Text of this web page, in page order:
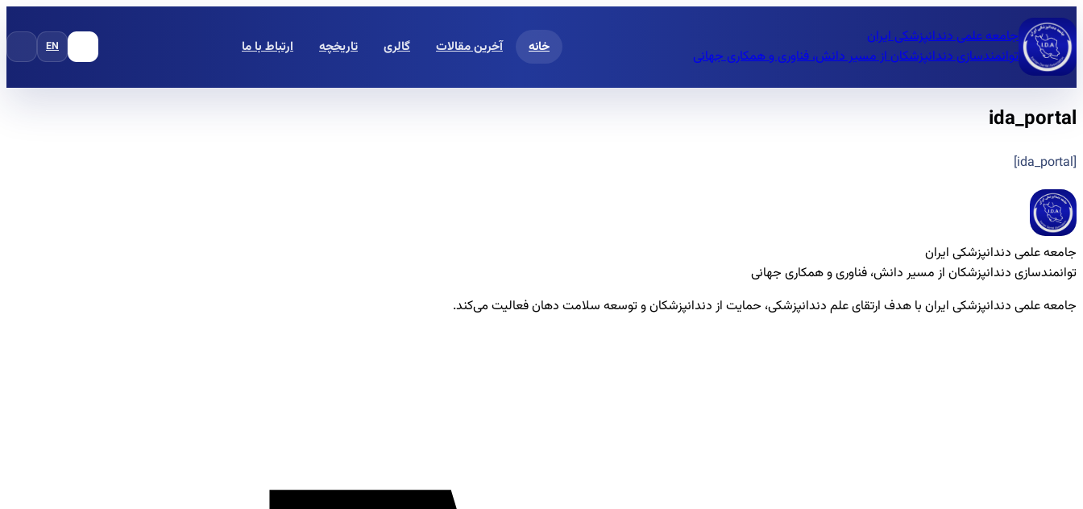
جامعه علمی دندانپزشکی ایران
توانمندسازی دندانپزشکان از مسیر دانش، فناوری و همکاری جهانی
خانه آخرین مقالات گالری تاریخچه ارتباط با ما EN
ida_portal
[ida_portal]
جامعه علمی دندانپزشکی ایران
توانمندسازی دندانپزشکان از مسیر دانش، فناوری و همکاری جهانی
جامعه علمی دندانپزشکی ایران با هدف ارتقای علم دندانپزشکی، حمایت از دندانپزشکان و توسعه سلامت دهان فعالیت می‌کند.